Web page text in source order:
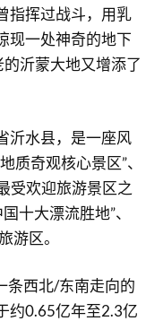
指挥过战斗，用乳
现一处神奇的地下
沂蒙大地又增添了
沂水县，是一座风
质奇观核心景区”、
受欢迎旅游景区之
十大漂流胜地”、
游区。
条西北/东南走向的
约0.65亿年至2.3亿